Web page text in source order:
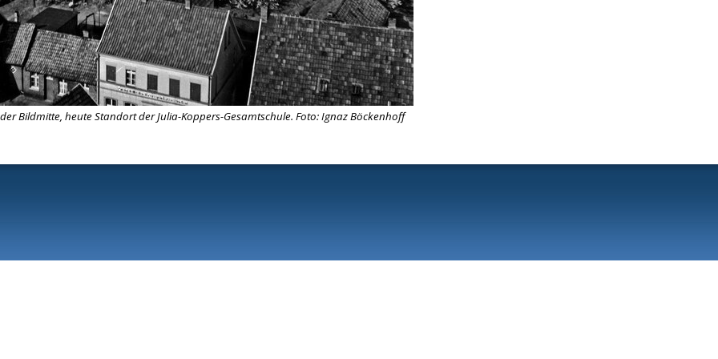
Bildmitte, heute Standort der Julia-Koppers-Gesamtschule. Foto: Ignaz Böckenhoff